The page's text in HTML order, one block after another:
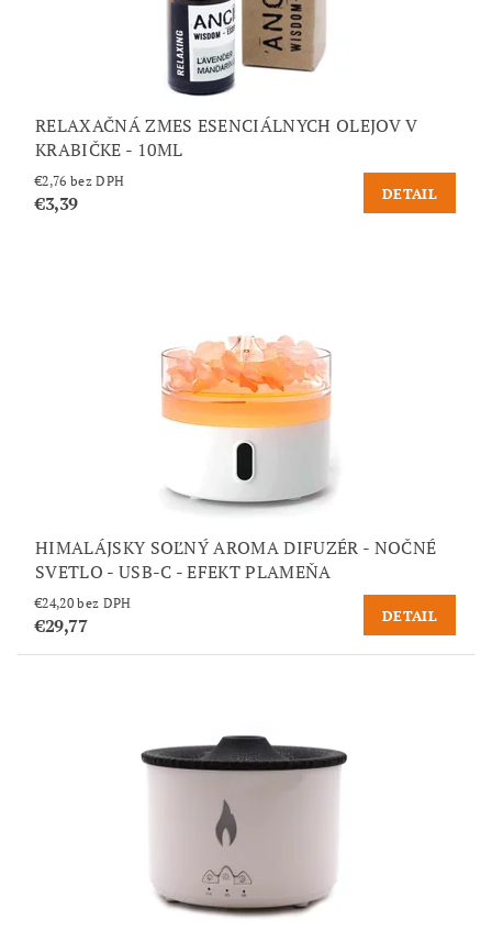
RELAXAČNÁ ZMES ESENCIÁLNYCH OLEJOV V
KRABIČKE - 10ML
€2,76 bez DPH
€3,39 DETAIL
HIMALÁJSKY SOĽNÝ AROMA DIFUZÉR - NOČNÉ
SVETLO - USB-C - EFEKT PLAMEŇA
€24,20 bez DPH
€29,77 DETAIL